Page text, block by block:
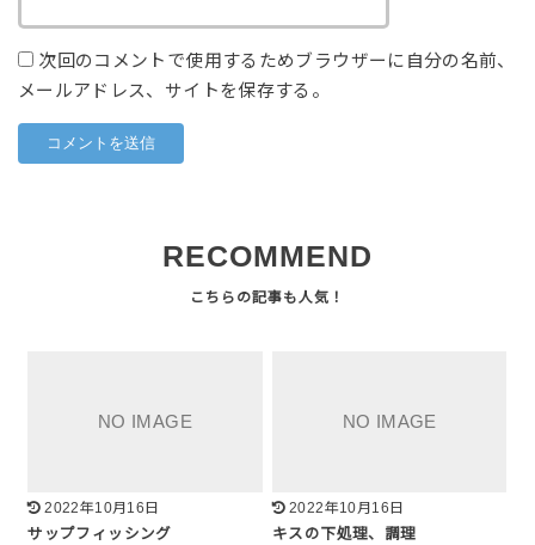
次回のコメントで使用するためブラウザーに自分の名前、
メールアドレス、サイトを保存する。
RECOMMEND
2022年10月16日
サップフィッシング
2022年10月16日
キスの下処理、調理